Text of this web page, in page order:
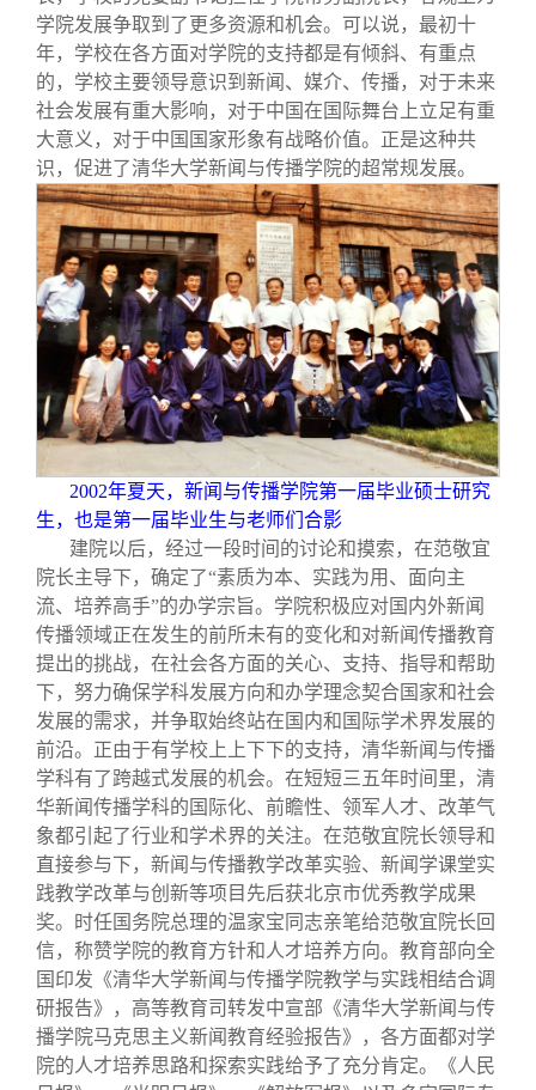
学院发展争取到了更多资源和机会。可以说，最初十
年，学校在各方面对学院的支持都是有倾斜、有重点
的，学校主要领导意识到新闻、媒介、传播，对于未来
社会发展有重大影响，对于中国在国际舞台上立足有重
大意义，对于中国国家形象有战略价值。正是这种共
识，促进了清华大学新闻与传播学院的超常规发展。
2002年夏天，新闻与传播学院第一届毕业硕士研究
生，也是第一届毕业生与老师们合影
建院以后，经过一段时间的讨论和摸索，在范敬宜
院长主导下，确定了“素质为本、实践为用、面向主
流、培养高手”的办学宗旨。学院积极应对国内外新闻
传播领域正在发生的前所未有的变化和对新闻传播教育
提出的挑战，在社会各方面的关心、支持、指导和帮助
下，努力确保学科发展方向和办学理念契合国家和社会
发展的需求，并争取始终站在国内和国际学术界发展的
前沿。正由于有学校上上下下的支持，清华新闻与传播
学科有了跨越式发展的机会。在短短三五年时间里，清
华新闻传播学科的国际化、前瞻性、领军人才、改革气
象都引起了行业和学术界的关注。在范敬宜院长领导和
直接参与下，新闻与传播教学改革实验、新闻学课堂实
践教学改革与创新等项目先后获北京市优秀教学成果
奖。时任国务院总理的温家宝同志亲笔给范敬宜院长回
信，称赞学院的教育方针和人才培养方向。教育部向全
国印发《清华大学新闻与传播学院教学与实践相结合调
研报告》，高等教育司转发中宣部《清华大学新闻与传
播学院马克思主义新闻教育经验报告》，各方面都对学
院的人才培养思路和探索实践给予了充分肯定。《人民